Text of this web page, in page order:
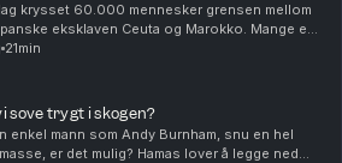
krysset 60.000 mennesker grensen mellom
eksklaven Ceuta og Marokko. Mange er
alle skylder på hverandre i sakens anledning,
21min
sove trygt i skogen?
enkel mann som Andy Burnham, snu en hel
er det mulig? Hamas lover å legge ned